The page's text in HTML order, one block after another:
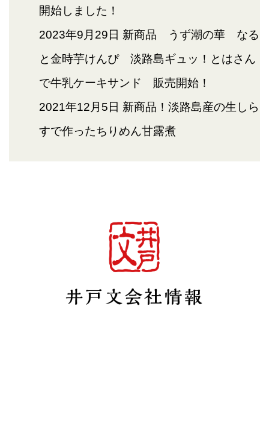
開始しました！
2023年9月29日 新商品 うず潮の華 なる
と金時芋けんぴ 淡路島ギュッ！とはさん
で牛乳ケーキサンド 販売開始！
2021年12月5日 新商品！淡路島産の生しら
すで作ったちりめん甘露煮